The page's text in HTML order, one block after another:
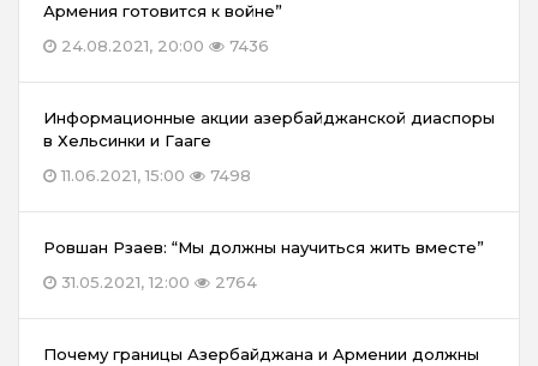
Армения готовится к войне”
24.08.2021, 20:00
7436
Информационные акции азербайджанской диаспоры
в Хельсинки и Гааге
11.06.2021, 15:00
7498
Ровшан Рзаев: “Мы должны научиться жить вместе”
31.05.2021, 12:00
2764
Почему границы Азербайджана и Армении должны